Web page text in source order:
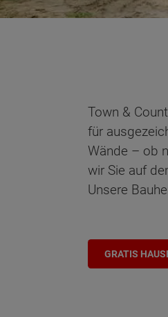
Town &
für
Wände – ob
wir Sie auf
Unsere
GRATIS